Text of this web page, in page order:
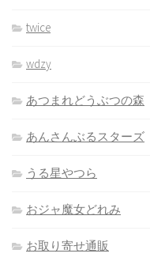
twice
wdzy
あつまれどうぶつの森
あんさんぶるスターズ
うる星やつら
おジャ魔女どれみ
お取り寄せ通販